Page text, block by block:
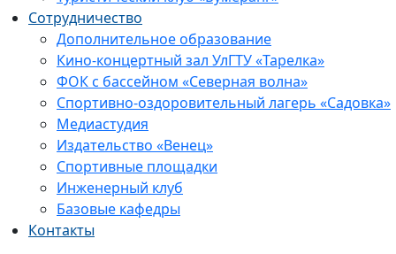
Сотрудничество
Дополнительное образование
Кино-концертный зал УлГТУ «Тарелка»
ФОК с бассейном «Северная волна»
Спортивно-оздоровительный лагерь «Садовка»
Медиастудия
Издательство «Венец»
Спортивные площадки
Инженерный клуб
Базовые кафедры
Контакты